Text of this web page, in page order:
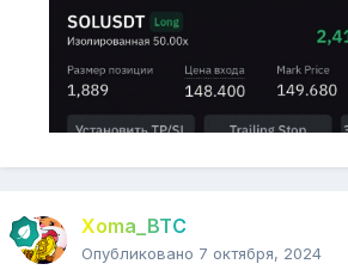
Xoma_BTC
Опубликовано 7 октября, 2024